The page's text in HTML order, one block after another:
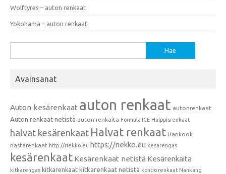
Wolftyres – auton renkaat
Yokohama – auton renkaat
Avainsanat
Auton kesärenkaat auton renkaat autonrenkaat
Auton renkaat netistä auton renkaita Formula ICE Halppisrenkaat
halvat kesärenkaat Halvat renkaat Hankook
nastarenkaat http://riekko.eu https://riekko.eu kesärengas
kesärenkaat Kesärenkaat netistä Kesärenkaita
kitkarengas kitkarenkaat kitkarenkaat netistä kontio renkaat Nankang